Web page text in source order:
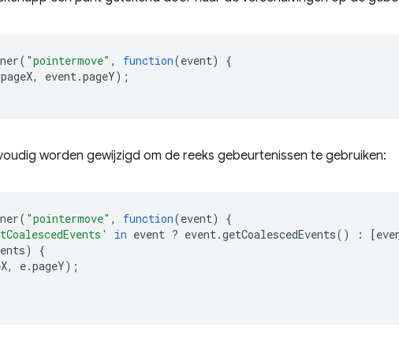
( "pointermove" , function(event)
{
pageX, event.pageY);
worden gewijzigd om de reeks gebeurtenissen te gebruiken:
( "pointermove" , function(event)
{
in event ? event.getCoalescedEvents() : [
)
{
, e.pageY);